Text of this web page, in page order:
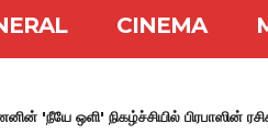
CINEMA
'நீயே ஒளி' நிகழ்ச்சியில் பிரபாஸின்